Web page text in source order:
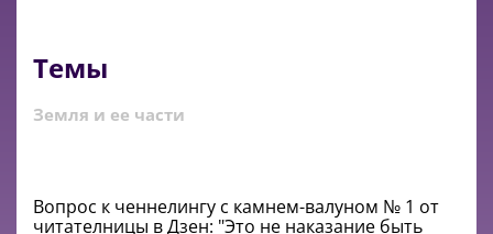
Темы
Земля и ее части
Вопрос к ченнелингу с камнем-валуном № 1 от
читателницы в Дзен: "Это не наказание быть